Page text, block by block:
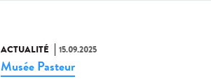
ACTUALITÉ 15.09.2025
Musée Pasteur